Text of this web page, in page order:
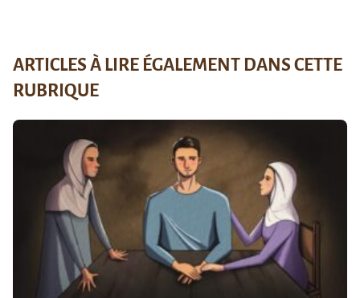
ARTICLES À LIRE ÉGALEMENT DANS CETTE
RUBRIQUE